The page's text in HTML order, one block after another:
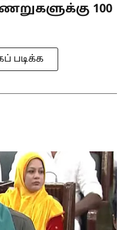
100
படிக்க